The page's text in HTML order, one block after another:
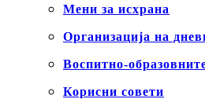
Мени за исхрана
Организација на
Воспитно-
Корисни совети